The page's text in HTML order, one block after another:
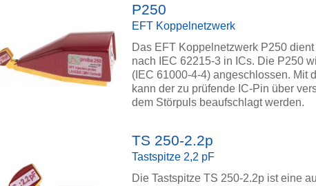
P250
EFT Koppelnetzwerk
Das EFT Koppelnetzwerk P250
nach IEC 62215-3 in ICs. Die P250
(IEC 61000-4-4) angeschlossen. Mit
kann der zu prüfende IC-Pin über
dem Störpuls beaufschlagt werden.
TS 250-2.2p
Tastspitze 2,2 pF
Die Tastspitze TS 250-2.2p ist eine